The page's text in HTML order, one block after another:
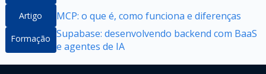
Artigo MCP: o que é, como funciona e diferenças
Formação Supabase: desenvolvendo backend com BaaS
e agentes de IA